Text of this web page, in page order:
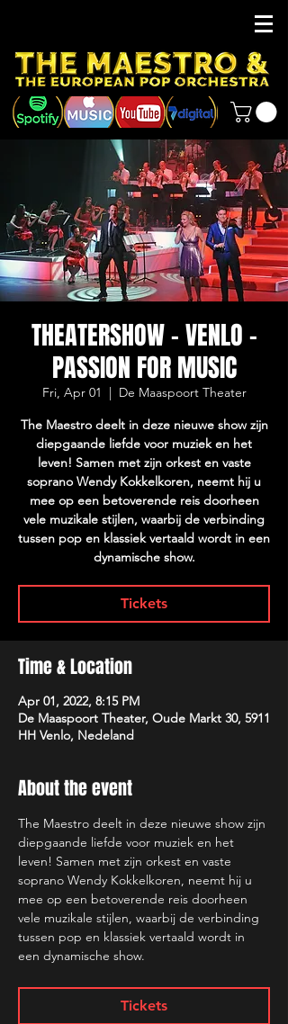
THEATERSHOW - VENLO -
PASSION FOR MUSIC
Fri, Apr 01
  |
De Maaspoort Theater
The Maestro deelt in deze nieuwe show zijn
diepgaande liefde voor muziek en het
leven! Samen met zijn orkest en vaste
soprano Wendy Kokkelkoren, neemt hij u
mee op een betoverende reis doorheen
vele muzikale stijlen, waarbij de verbinding
tussen pop en klassiek vertaald wordt in een
dynamische show.
Tickets
Time & Location
Apr 01, 2022, 8:15 PM
De Maaspoort Theater, Oude Markt 30, 5911
HH Venlo, Nedeland
About the event
The Maestro deelt in deze nieuwe show zijn
diepgaande liefde voor muziek en het
leven! Samen met zijn orkest en vaste
soprano Wendy Kokkelkoren, neemt hij u
mee op een betoverende reis doorheen
vele muzikale stijlen, waarbij de verbinding
tussen pop en klassiek vertaald wordt in
een dynamische show.
Tickets